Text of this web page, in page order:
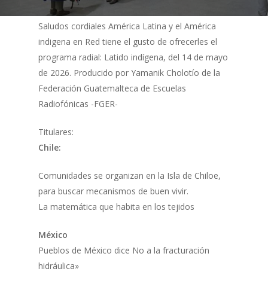
Saludos cordiales América Latina y el América
indigena en Red tiene el gusto de ofrecerles el
programa radial: Latido indígena, del 14 de mayo
de 2026. Producido por Yamanik Cholotío de la
Federación Guatemalteca de Escuelas
Radiofónicas -FGER-
Titulares:
Chile:
Comunidades se organizan en la Isla de Chiloe,
para buscar mecanismos de buen vivir.
La matemática que habita en los tejidos
México
Pueblos de México dice No a la fracturación
hidráulica»